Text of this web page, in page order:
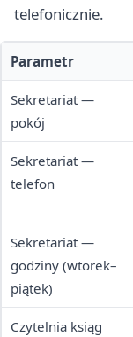
telefonicznie.
Parametr
Sekretariat —
pokój
Sekretariat —
telefon
Sekretariat —
godziny (wtorek–
piątek)
Czytelnia ksiąg